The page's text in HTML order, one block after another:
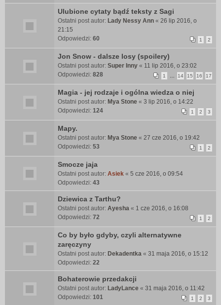
Ulubione cytaty bądź teksty z Sagi
Ostatni post autor: Lady Nessy Ann « 26 lip 2016, o
21:15
Odpowiedzi: 60 1 2
Jon Snow - dalsze losy (spoilery)
Ostatni post autor: Super Inny « 11 lip 2016, o 23:02
Odpowiedzi: 828 1 14 15 16 17
Magia - jej rodzaje i ogólna wiedza o niej
Ostatni post autor: Mya Stone « 3 lip 2016, o 14:22
Odpowiedzi: 124 1 2 3
Mapy.
Ostatni post autor: Mya Stone « 27 cze 2016, o 19:42
Odpowiedzi: 53 1 2
Smocze jaja
Ostatni post autor: Asiek « 5 cze 2016, o 09:54
Odpowiedzi: 43
Dziewica z Tarthu?
Ostatni post autor: Ayesha « 1 cze 2016, o 16:08
Odpowiedzi: 72 1 2
Co by było gdyby, czyli alternatywne
zaręczyny
Ostatni post autor: Dekadentka « 31 maja 2016, o 15:12
Odpowiedzi: 22
Bohaterowie przedakcji
Ostatni post autor: LadyLance « 31 maja 2016, o 11:42
Odpowiedzi: 101 1 2 3